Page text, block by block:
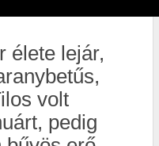
élete lejár,
volt
pedig